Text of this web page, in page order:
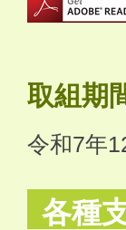
取組期
令和7年
各種